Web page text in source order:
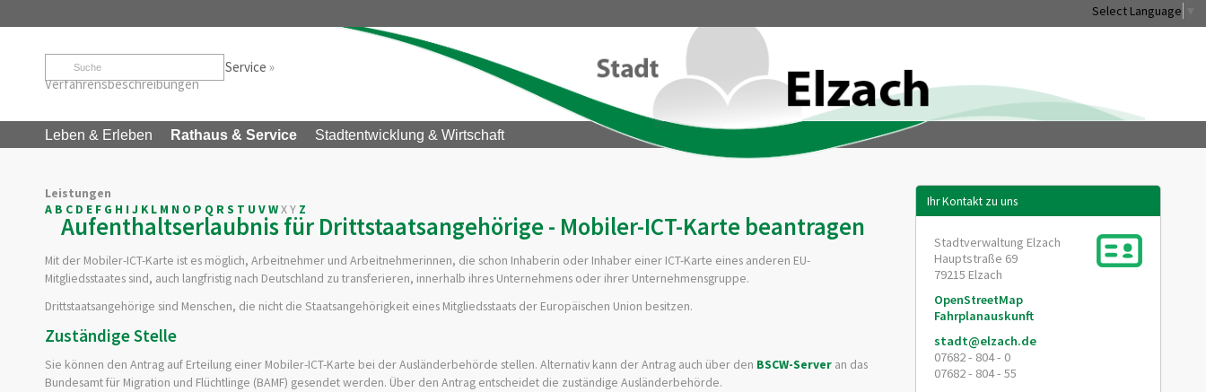
Select Language
Startseite Service »
Verfahrensbeschreibungen
Leben & Erleben Rathaus & Service Stadtentwicklung & Wirtschaft
Leistungen
A B C D E F G H I J K L M N O P Q RS T U VWXY Z
Aufenthaltserlaubnis für Drittstaatsangehörige - Mobiler-ICT-Karte beantragen
Mit der Mobiler-ICT-Karte ist es möglich, Arbeitnehmer und Arbeitnehmerinnen, die schon Inhaberin oder Inhaber einer ICT-Karte eines anderen EU-
Mitgliedsstaates sind, auch langfristig nach Deutschland zu transferieren, innerhalb ihres Unternehmens oder ihrer Unternehmensgruppe.
Drittstaatsangehörige sind Menschen, die nicht die Staatsangehörigkeit eines Mitgliedsstaats der Europäischen Union besitzen.
Zuständige Stelle
Sie können den Antrag auf Erteilung einer Mobiler-ICT-Karte bei der Ausländerbehörde stellen. Alternativ kann der Antrag auch über den BSCW-Server an das
Bundesamt für Migration und Flüchtlinge (BAMF) gesendet werden. Über den Antrag entscheidet die zuständige Ausländerbehörde.
Ihr Kontakt zu uns
Stadtverwaltung Elzach
Hauptstraße 69
79215 Elzach
OpenStreetMap
Fahrplanauskunft
stadt@elzach.de
07682 - 804 - 0
07682 - 804 - 55